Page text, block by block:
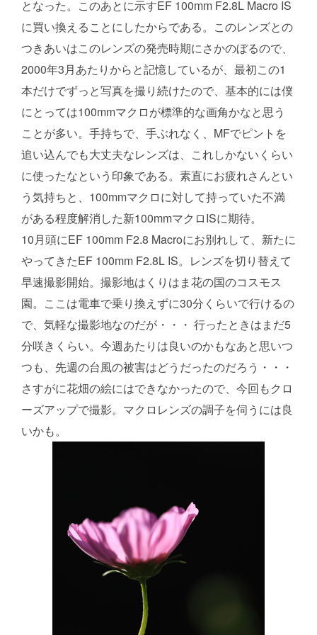
となった。このあとに示すEF 100mm F2.8L Macro IS
に買い換えることにしたからである。このレンズとの
つきあいはこのレンズの発売時期にさかのぼるので、
2000年3月あたりからと記憶しているが、最初この1
本だけでずっと写真を撮り続けたので、基本的には僕
にとっては100mmマクロが標準的な画角かなと思う
ことが多い。手持ちで、手ぶれなく、MFでピントを
追い込んでも大丈夫なレンズは、これしかないくらい
に使ったなという印象である。素直にお疲れさんとい
う気持ちと、100mmマクロに対して持っていた不満
がある程度解消した新100mmマクロISに期待。
10月頭にEF 100mm F2.8 Macroにお別れして、新たに
やってきたEF 100mm F2.8L IS。レンズを切り替えて
早速撮影開始。撮影地はくりはま花の国のコスモス
園。ここは電車で乗り換えずに30分くらいで行けるの
で、気軽な撮影地なのだが・・・ 行ったときはまだ5
分咲きくらい。今週あたりは良いのかもなあと思いつ
つも、先週の台風の被害はどうだったのだろう・・・
さすがに花畑の絵にはできなかったので、今回もクロ
ーズアップで撮影。マクロレンズの調子を伺うには良
いかも。